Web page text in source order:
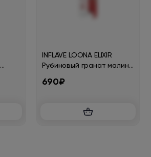
INFLAVE LOONA ELIXIR
Рубиновый гранат малина
690₽